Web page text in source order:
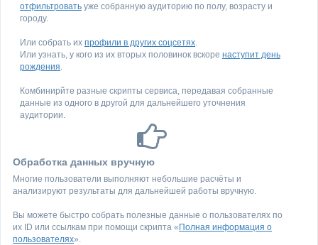
отфильтровать уже собранную аудиторию по полу, возрасту и
городу.
Или собрать их профили в других соцсетях.
Или узнать, у кого из их вторых половинок вскоре наступит день
рождения.
Комбинирйте разные скрипты сервиса, передавая собранные
данные из одного в другой для дальнейшего уточнения
аудитории.
Обработка данных вручную
Многие пользователи выполняют небольшие расчёты и
анализируют результаты для дальнейшей работы вручную.
Вы можете быстро собрать полезные данные о пользователях по
их ID или ссылкам при помощи скрипта « Полная информация о
пользователях».